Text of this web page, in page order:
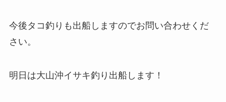
今後タコ釣りも出船しますのでお問い合わせくだ
さい。
明日は大山沖イサキ釣り出船します！